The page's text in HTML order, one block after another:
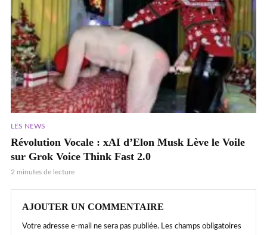
LES NEWS
Révolution Vocale : xAI d’Elon Musk Lève le Voile
sur Grok Voice Think Fast 2.0
2 minutes de lecture
AJOUTER UN COMMENTAIRE
Votre adresse e-mail ne sera pas publiée. Les champs obligatoires